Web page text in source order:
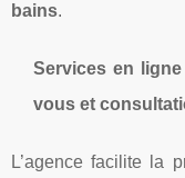
bains.
Services en
vous et
L’agence facilite la